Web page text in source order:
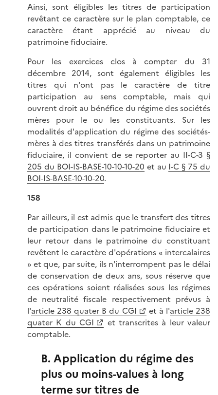
Ainsi, sont éligibles les titres de participation
revêtant ce caractère sur le plan comptable, ce
caractère étant apprécié au niveau du
patrimoine fiduciaire.
Pour les exercices clos à compter du 31
décembre 2014, sont également éligibles les
titres qui n'ont pas le caractère de titre
participation au sens comptable, mais qui
ouvrent droit au bénéfice du régime des sociétés
mères pour le ou les constituants. Sur les
modalités d'application du régime des sociétés-
mères à des titres transférés dans un patrimoine
fiduciaire, il convient de se reporter au II-C-3 §
205 du BOI-IS-BASE-10-10-10-20 et au I-C § 75 du
BOI-IS-BASE-10-10-20.
158
Par ailleurs, il est admis que le transfert des titres
de participation dans le patrimoine fiduciaire et
leur retour dans le patrimoine du constituant
revêtent le caractère d'opérations « intercalaires
» et que, par suite, ils n'interrompent pas le délai
de conservation de deux ans, sous réserve que
ces opérations soient réalisées sous les régimes
de neutralité fiscale respectivement prévus à
l'article 238 quater B du CGI et à l'article 238
quater K du CGI
et transcrites à leur valeur
comptable.
B. Application du régime des
plus ou moins-values à long
terme sur titres de